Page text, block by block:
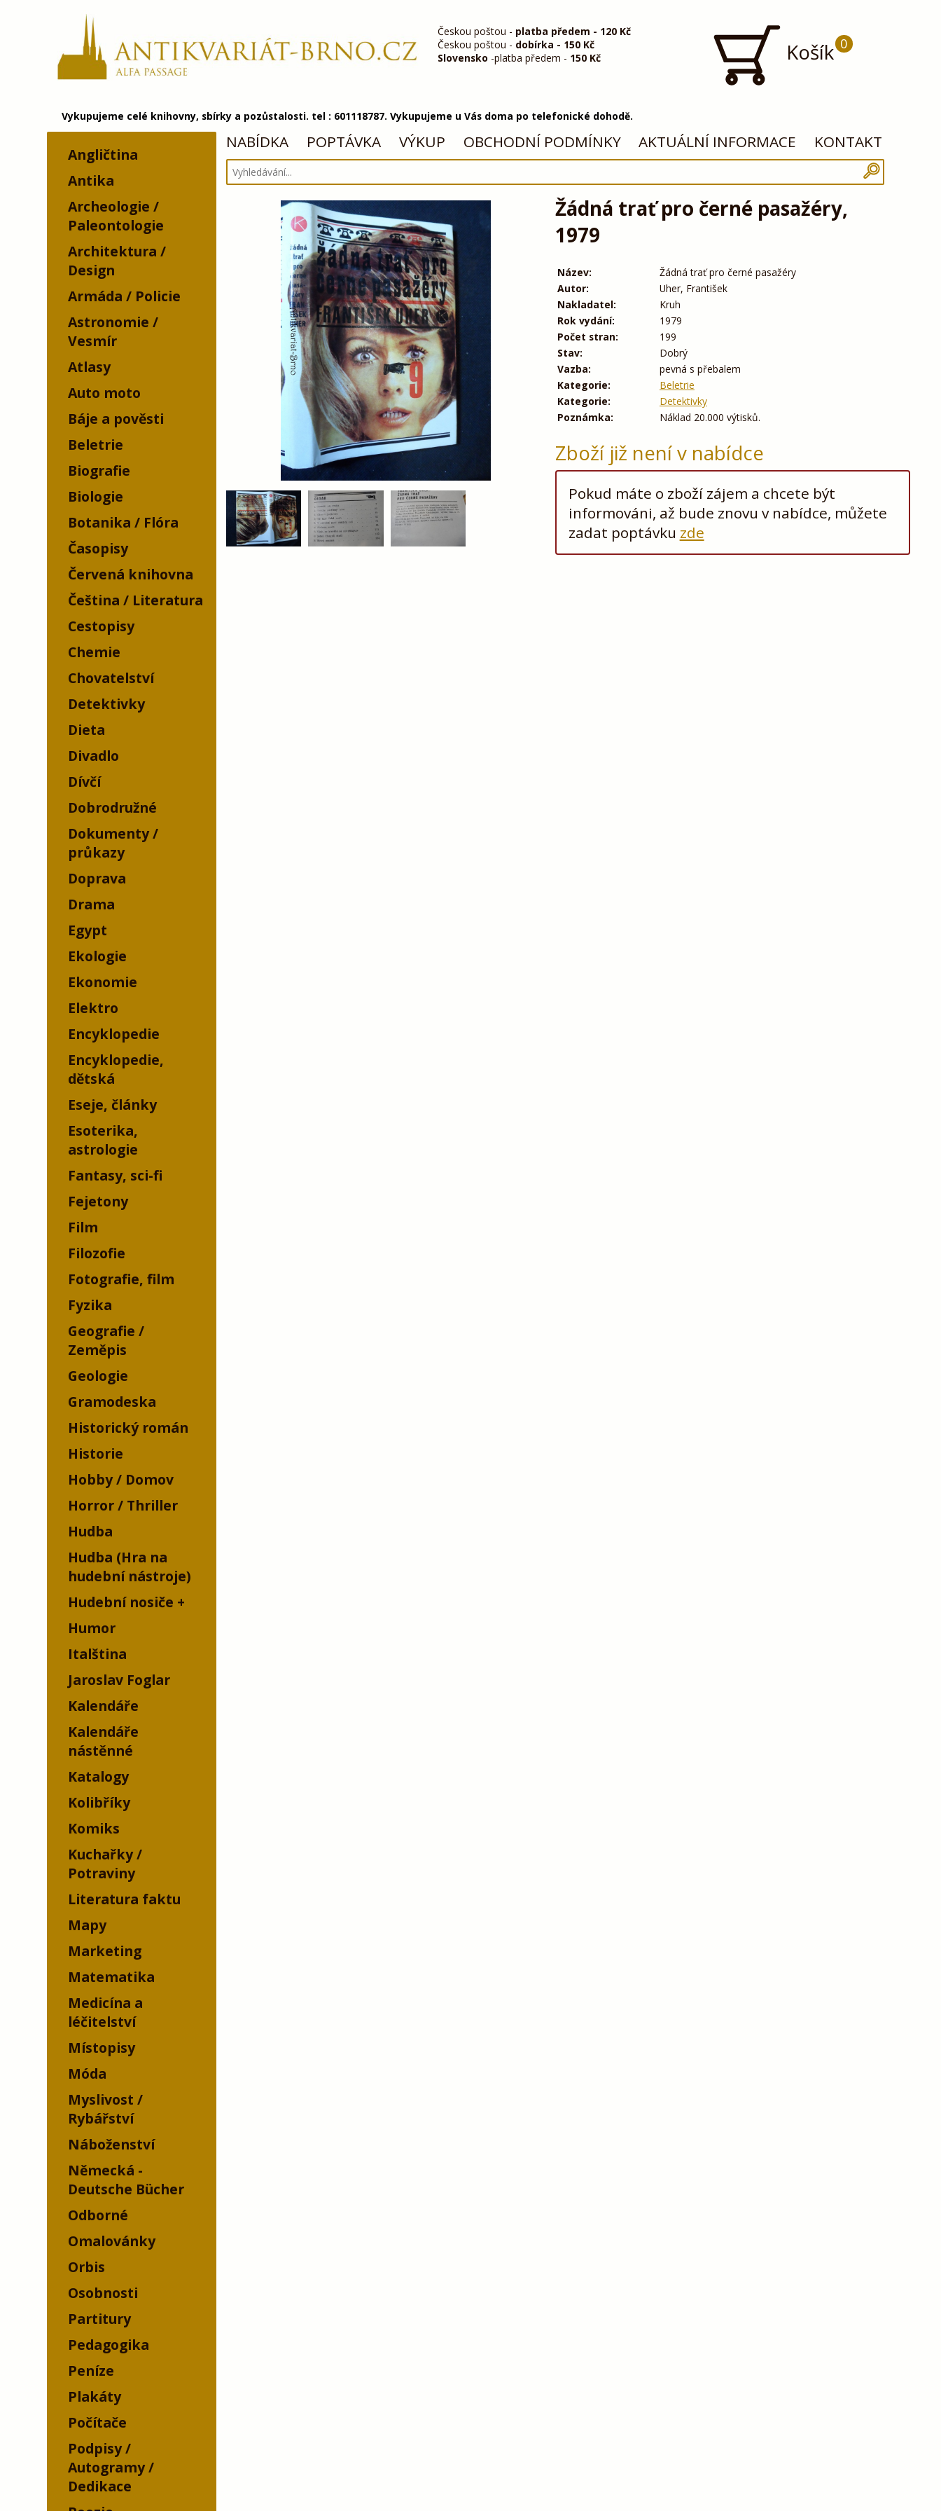
Českou poštou - platba předem - 120 Kč
Českou poštou - dobírka - 150 Kč
Slovensko -platba předem - 150 Kč Košík 0
Vykupujeme celé knihovny, sbírky a pozůstalosti. tel : 601118787. Vykupujeme u Vás doma po telefonické dohodě.
Angličtina
Antika
Archeologie /
Paleontologie
Architektura /
Design
Armáda / Policie
Astronomie /
Vesmír
Atlasy
Auto moto
Báje a pověsti
Beletrie
Biografie
Biologie
Botanika / Flóra
Časopisy
Červená knihovna
Čeština / Literatura
Cestopisy
Chemie
Chovatelství
Detektivky
Dieta
Divadlo
Dívčí
Dobrodružné
Dokumenty /
průkazy
Doprava
Drama
Egypt
Ekologie
Ekonomie
Elektro
Encyklopedie
Encyklopedie,
dětská
Eseje, články
Esoterika,
astrologie
Fantasy, sci-fi
Fejetony
Film
Filozofie
Fotografie, film
Fyzika
Geografie /
Zeměpis
Geologie
Gramodeska
Historický román
Historie
Hobby / Domov
Horror / Thriller
Hudba
Hudba (Hra na
hudební nástroje)
Hudební nosiče
Humor
Italština
Jaroslav Foglar
Kalendáře
Kalendáře
nástěnné
Katalogy
Kolibříky
Komiks
Kuchařky /
Potraviny
Literatura faktu
Mapy
Marketing
Matematika
Medicína a
léčitelství
Místopisy
Móda
Myslivost /
Rybářství
Náboženství
Německá -
Deutsche Bücher
Odborné
Omalovánky
Orbis
Osobnosti
Partitury
Pedagogika
Peníze
Plakáty
Počítače
Podpisy /
Autogramy /
Dedikace
NABÍDKA POPTÁVKA VÝKUP OBCHODNÍ PODMÍNKY AKTUÁLNÍ INFORMACE KONTAKT
Žádná trať pro černé pasažéry,
1979
Název:
Žádná trať pro černé pasažéry
Autor:
Uher, František
Nakladatel:
Kruh
Rok vydání:
1979
Počet stran:
199
Stav:
Dobrý
Vazba:
pevná s přebalem
Kategorie:
Beletrie
Kategorie:
Detektivky
Poznámka:
Náklad 20.000 výtisků.
Zboží již není v nabídce
Pokud máte o zboží zájem a chcete být
informováni, až bude znovu v nabídce, můžete
zadat poptávku zde